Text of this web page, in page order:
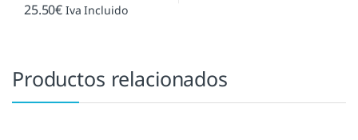
25.50€ Iva Incluido
Productos relacionados